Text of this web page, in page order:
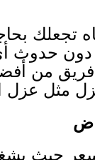
تجعلك
دون
فريق من
مثل
حيث